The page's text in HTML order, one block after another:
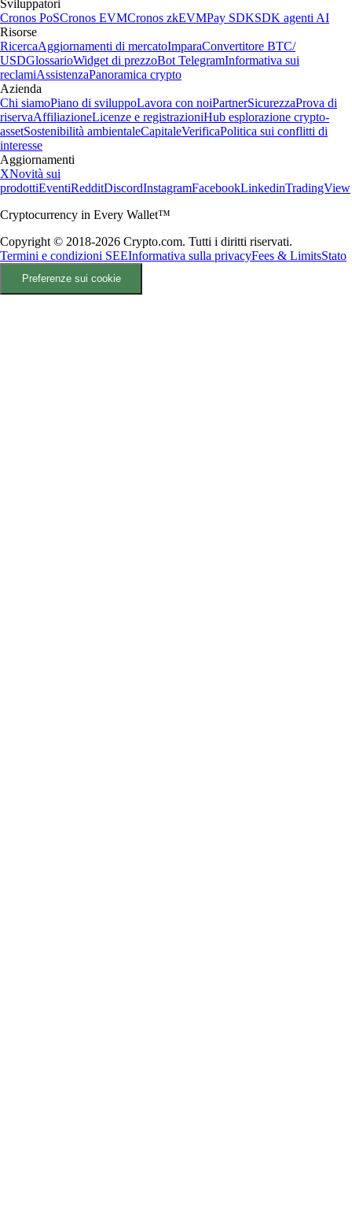
Sviluppatori
Cronos PoSCronos EVMCronos zkEVMPay SDKSDK agenti AI
Risorse
RicercaAggiornamenti di mercatoImparaConvertitore BTC/
USDGlossarioWidget di prezzoBot TelegramInformativa sui
reclamiAssistenzaPanoramica crypto
Azienda
Chi siamoPiano di sviluppoLavora con noiPartnerSicurezzaProva di
riservaAffiliazioneLicenze e registrazioniHub esplorazione crypto-
assetSostenibilità ambientaleCapitaleVerificaPolitica sui conflitti di
interesse
Aggiornamenti
XNovità sui
prodottiEventiRedditDiscordInstagramFacebookLinkedinTradingView
Cryptocurrency in Every Wallet™
Copyright © 2018-2026 Crypto.com. Tutti i diritti riservati.
Termini e condizioni SEEInformativa sulla privacyFees & LimitsStato
Preferenze sui cookie